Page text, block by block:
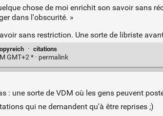
chose de moi enrichit son savoir sans
dans l'obscurité. »
sans restriction. Une sorte de libriste
· citations
GMT+2 * · permalink
: une sorte de VDM où les gens peuvent
qui ne demandent qu'à être reprises ;)